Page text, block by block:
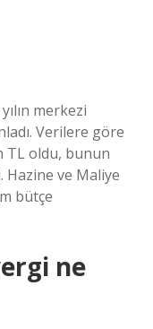
merkezi
Verilere göre
TL oldu, bunun
Hazine ve Maliye
bütçe
ne